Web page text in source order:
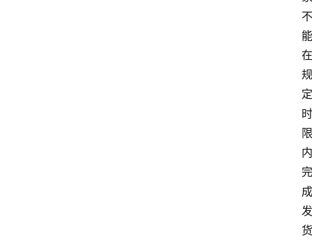
不
能
在
规
定
时
限
内
完
成
发
货